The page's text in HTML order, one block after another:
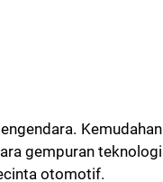
Kemudahan
gempuran teknologi
otomotif.